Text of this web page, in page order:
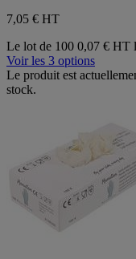
avis
7,05 € HT
Le lot de 100 0,07 € HT
Voir les 3 options
Le produit est
stock.